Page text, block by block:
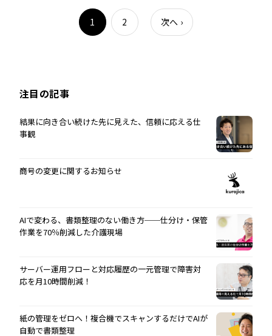
1 2 次へ ›
注目の記事
結果に向き合い続けた先に見えた、信頼に応える仕
事観
商号の変更に関するお知らせ
AIで変わる、書類整理のない働き方──仕分け・保管
作業を70％削減した介護現場
サーバー運用フローと対応履歴の一元管理で障害対
応を月10時間削減！
紙の管理をゼロへ！複合機でスキャンするだけでAIが
自動で書類整理